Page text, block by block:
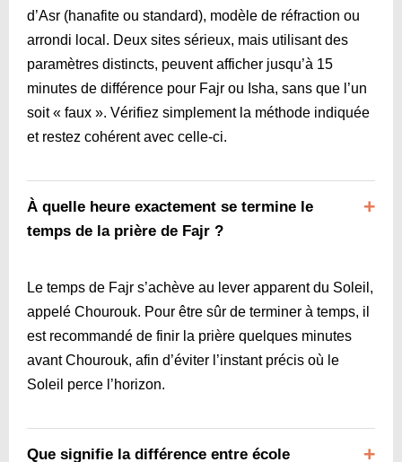
d’Asr (hanafite ou standard), modèle de réfraction ou
arrondi local. Deux sites sérieux, mais utilisant des
paramètres distincts, peuvent afficher jusqu’à 15
minutes de différence pour Fajr ou Isha, sans que l’un
soit « faux ». Vérifiez simplement la méthode indiquée
et restez cohérent avec celle-ci.
À quelle heure exactement se termine le
temps de la prière de Fajr ?
Le temps de Fajr s’achève au lever apparent du Soleil,
appelé Chourouk. Pour être sûr de terminer à temps, il
est recommandé de finir la prière quelques minutes
avant Chourouk, afin d’éviter l’instant précis où le
Soleil perce l’horizon.
Que signifie la différence entre école